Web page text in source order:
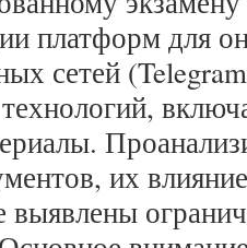
платформ для
сетей
их
выявлены